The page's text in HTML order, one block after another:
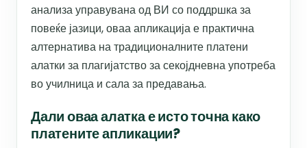
анализа управувана од ВИ со поддршка за
повеќе јазици, оваа апликација е практична
алтернатива на традиционалните платени
алатки за плагијатство за секојдневна употреба
во училница и сала за предавања.
Дали оваа алатка е исто точна како
платените апликации?